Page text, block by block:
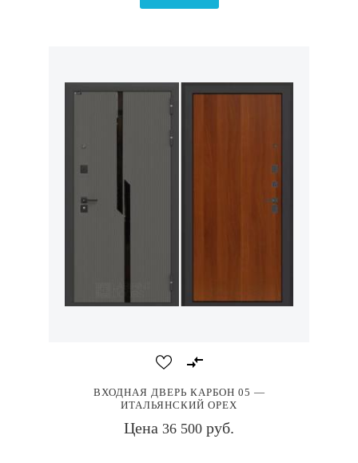
ВХОДНАЯ ДВЕРЬ КАРБОН 05 —
ИТАЛЬЯНСКИЙ ОРЕХ
Цена 36 500 руб.